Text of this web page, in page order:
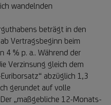
wandelnden
beträgt in den
Vertragsbeginn beim
4 % p. a.. Während der
Verzinsung gleich dem
abzüglich 1,3
gerundet auf volle
„maßgebliche 12-Monats-